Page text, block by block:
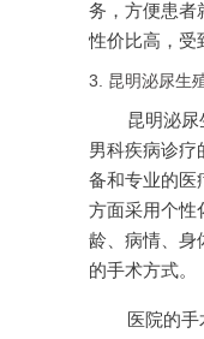
务，方便患者
性价比高，受
3. 昆明泌尿生
昆明泌
男科疾病诊疗
备和专业的医
方面采用个性
龄、病情、身
的手术方式。
医院的